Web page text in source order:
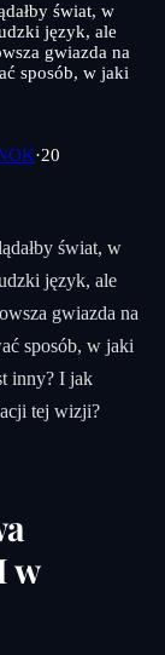
świat, w
język, ale
gwiazda na
sposób, w jaki
·20
świat, w
język, ale
gwiazda na
sposób, w jaki
inny? I jak
tej wizji?
w